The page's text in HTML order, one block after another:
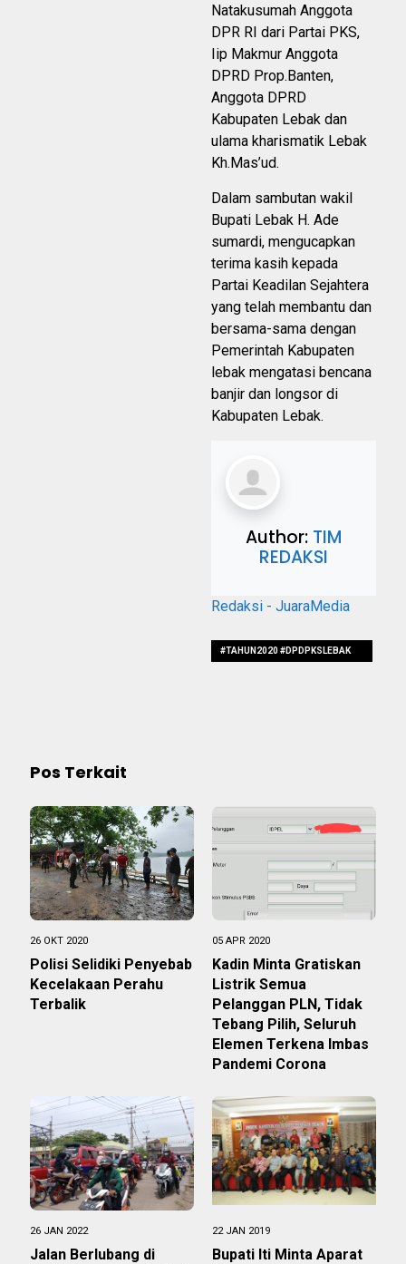
Natakusumah Anggota
DPR RI dari Partai PKS,
Iip Makmur Anggota
DPRD Prop.Banten,
Anggota DPRD
Kabupaten Lebak dan
ulama kharismatik Lebak
Kh.Mas’ud.
Dalam sambutan wakil
Bupati Lebak H. Ade
sumardi, mengucapkan
terima kasih kepada
Partai Keadilan Sejahtera
yang telah membantu dan
bersama-sama dengan
Pemerintah Kabupaten
lebak mengatasi bencana
banjir dan longsor di
Kabupaten Lebak.
Author: TIM
REDAKSI
Redaksi - JuaraMedia
#TAHUN2020 #DPDPKSLEBAK
Pos Terkait
26 OKT 2020
Polisi Selidiki Penyebab
Kecelakaan Perahu
Terbalik
05 APR 2020
Kadin Minta Gratiskan
Listrik Semua
Pelanggan PLN, Tidak
Tebang Pilih, Seluruh
Elemen Terkena Imbas
Pandemi Corona
26 JAN 2022
Jalan Berlubang di
22 JAN 2019
Bupati Iti Minta Aparat